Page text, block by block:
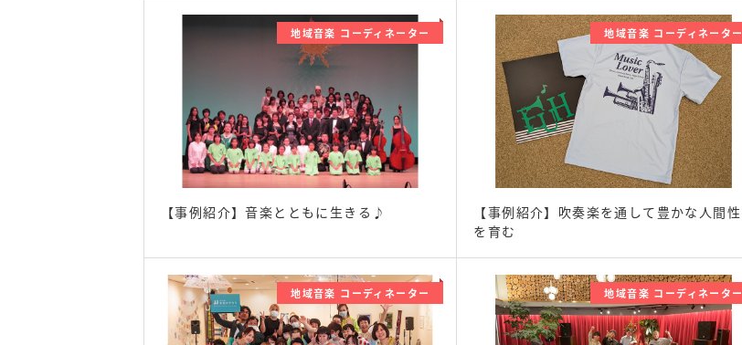
地域音楽 コーディネーター
【事例紹介】音楽とともに生きる♪
地域音楽 コーディネーター
【事例紹介】吹奏楽を通して豊かな人間性
を育む
地域音楽 コーディネーター 地域音楽 コーディネーター